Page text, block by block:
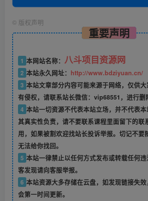
© 版权声明
重要声明
1 本网站名称： 八斗项目资源网
2 本站永久网址： http://www.bdziyuan.cn/
3 本站文章部分内容可能来源于网络，仅供
有侵权，请联系站长微信：vip68551，进行删
4 本站一切资源不代表本站立场，并不代表
其真实性负责，请不要联系课程里面留下的联
用，如果被割欢迎找站长投诉举报。切记不要
无法给你找回。
5 本站一律禁止以任何方式发布或转载任何
客发现请向客服举报。
6 本站资源大多存储在云盘，如发现链接失
会第一时间更新。